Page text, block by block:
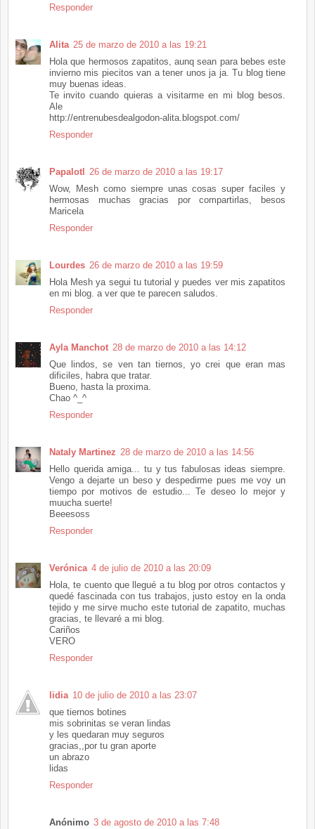
Responder
Alita 25 de marzo de 2010 a las 19:21
Hola que hermosos zapatitos, aunq sean para bebes este
invierno mis piecitos van a tener unos ja ja. Tu blog tiene
muy buenas ideas.
Te invito cuando quieras a visitarme en mi blog besos.
Ale
http://entrenubesdealgodon-alita.blogspot.com/
Responder
Papalotl
26 de marzo de 2010 a las 19:17
Wow, Mesh como siempre unas cosas super faciles y
hermosas muchas gracias por compartirlas, besos
Maricela
Responder
Lourdes 26 de marzo de 2010 a las 19:59
Hola Mesh ya segui tu tutorial y puedes ver mis zapatitos
en mi blog. a ver que te parecen saludos.
Responder
Ayla Manchot 28 de marzo de 2010 a las 14:12
Que lindos, se ven tan tiernos, yo crei que eran mas
dificiles, habra que tratar.
Bueno, hasta la proxima.
Chao ^_^
Responder
Nataly Martinez 28 de marzo de 2010 a las 14:56
Hello querida amiga... tu y tus fabulosas ideas siempre.
Vengo a dejarte un beso y despedirme pues me voy un
tiempo por motivos de estudio... Te deseo lo mejor y
muucha suerte!
Beeesoss
Responder
Verónica 4 de julio de 2010 a las 20:09
Hola, te cuento que llegué a tu blog por otros contactos y
quedé fascinada con tus trabajos, justo estoy en la onda
tejido y me sirve mucho este tutorial de zapatito, muchas
gracias, te llevaré a mi blog.
Cariños
VERO
Responder
lidia 10 de julio de 2010 a las 23:07
que tiernos botines
mis sobrinitas se veran lindas
y les quedaran muy seguros
gracias,,por tu gran aporte
un abrazo
lidas
Responder
Anónimo 3 de agosto de 2010 a las 7:48